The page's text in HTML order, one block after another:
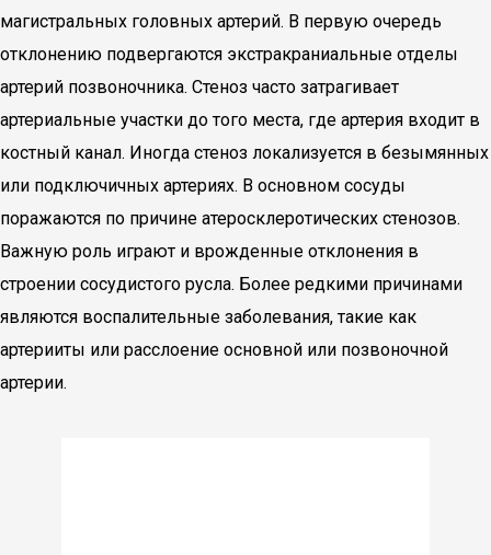
магистральных головных артерий. В первую очередь
отклонению подвергаются экстракраниальные отделы
артерий позвоночника. Стеноз часто затрагивает
артериальные участки до того места, где артерия входит в
костный канал. Иногда стеноз локализуется в безымянных
или подключичных артериях. В основном сосуды
поражаются по причине атеросклеротических стенозов.
Важную роль играют и врожденные отклонения в
строении сосудистого русла. Более редкими причинами
являются воспалительные заболевания, такие как
артерииты или расслоение основной или позвоночной
артерии.